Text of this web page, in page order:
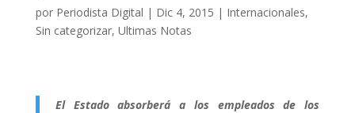
por Periodista Digital | Dic 4, 2015 | Internacionales,
Sin categorizar, Ultimas Notas
El Estado absorberá a los empleados de los